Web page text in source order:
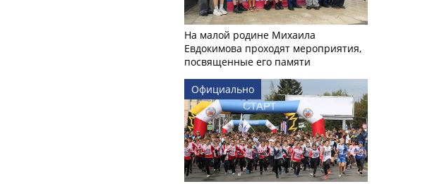
На малой родине Михаила
Евдокимова проходят мероприятия,
посвященные его памяти
Официально